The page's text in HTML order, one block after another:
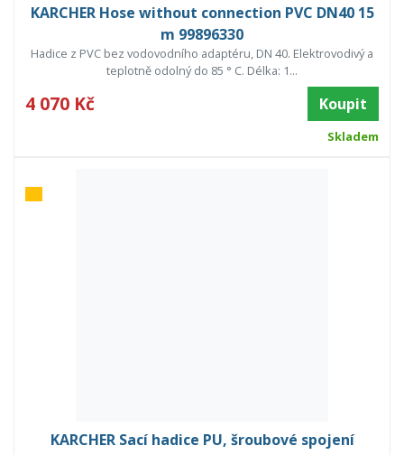
KARCHER Hose without connection PVC DN40 15
m 99896330
Hadice z PVC bez vodovodního adaptéru, DN 40. Elektrovodivý a
teplotně odolný do 85 ° C. Délka: 1...
4 070 Kč Koupit
Skladem
KARCHER Sací hadice PU, šroubové spojení